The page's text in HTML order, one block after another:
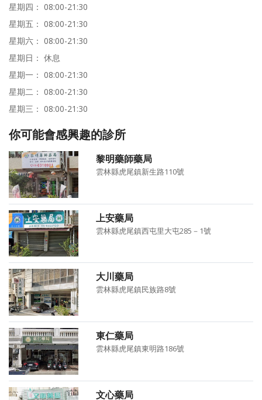
星期四： 08:00-21:30
星期五： 08:00-21:30
星期六： 08:00-21:30
星期日： 休息
星期一： 08:00-21:30
星期二： 08:00-21:30
星期三： 08:00-21:30
你可能會感興趣的診所
黎明藥師藥局
雲林縣虎尾鎮新生路110號
上安藥局
雲林縣虎尾鎮西屯里大屯285－1號
大川藥局
雲林縣虎尾鎮民族路8號
東仁藥局
雲林縣虎尾鎮東明路186號
文心藥局